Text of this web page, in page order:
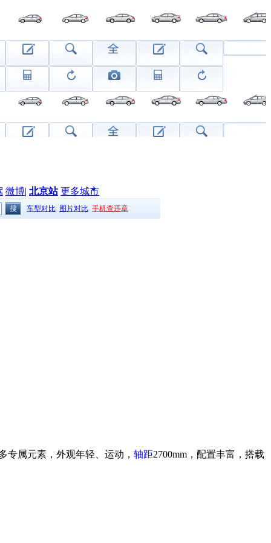
微博| 北京站 更多城市
车型对比 图片对比 手机查违章
专属元素，外观年轻、运动， 轴距2700mm，配置丰富，搭载